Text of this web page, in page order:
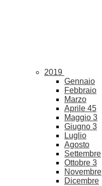
2019
Gennaio
Febbraio
Marzo
Aprile 45
Maggio 3
Giugno 3
Luglio
Agosto
Settembre
Ottobre 3
Novembre
Dicembre